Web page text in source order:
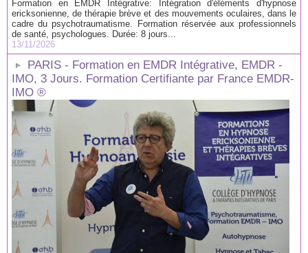
Formation en EMDR Intégrative: Intégration d'éléments d'hypnose
ericksonienne, de thérapie brève et des mouvements oculaires, dans le
cadre du psychotraumatisme. Formation réservée aux professionnels
de santé, psychologues. Durée: 8 jours...
13/11/2026
PARIS - Formation en EMDR Intégrative, EMDR -
IMO, 3 Jours. Formation Certifiante par France EMDR-
IMO ®